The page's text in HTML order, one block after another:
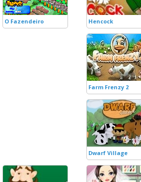
O Fazendeiro Hencock
Farm Frenzy 2
Dwarf Village